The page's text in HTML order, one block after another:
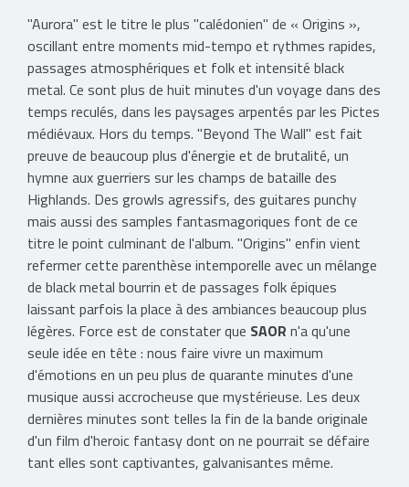
"Aurora" est le titre le plus "calédonien" de « Origins »,
oscillant entre moments mid-tempo et rythmes rapides,
passages atmosphériques et folk et intensité black
metal. Ce sont plus de huit minutes d'un voyage dans des
temps reculés, dans les paysages arpentés par les Pictes
médiévaux. Hors du temps. "Beyond The Wall" est fait
preuve de beaucoup plus d'énergie et de brutalité, un
hymne aux guerriers sur les champs de bataille des
Highlands. Des growls agressifs, des guitares punchy
mais aussi des samples fantasmagoriques font de ce
titre le point culminant de l'album. "Origins" enfin vient
refermer cette parenthèse intemporelle avec un mélange
de black metal bourrin et de passages folk épiques
laissant parfois la place à des ambiances beaucoup plus
légères. Force est de constater que SAOR n'a qu'une
seule idée en tête : nous faire vivre un maximum
d'émotions en un peu plus de quarante minutes d'une
musique aussi accrocheuse que mystérieuse. Les deux
dernières minutes sont telles la fin de la bande originale
d'un film d'heroic fantasy dont on ne pourrait se défaire
tant elles sont captivantes, galvanisantes même.